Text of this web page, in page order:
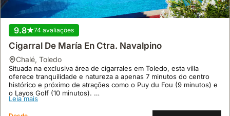
9.8 74 avaliações
Cigarral De María En Ctra. Navalpino
chalé, Toledo
Situada na exclusiva área de cigarrales em Toledo, esta villa
oferece tranquilidade e natureza a apenas 7 minutos do centro
histórico e próximo de atrações como o Puy du Fou (9 minutos) e
o Layos Golf (10 minutos).
Com 350 m² de área útil, a propriedade dispõe de 8 quartos
climatizados, 5 casas de banho, uma piscina de 60 m² com área
Leia mais